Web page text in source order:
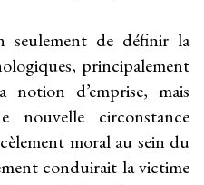
seulement de définir la
principalement
d’emprise, mais
nouvelle circonstance
moral au sein du
conduirait la victime